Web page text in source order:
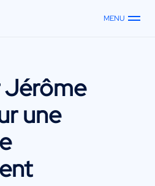
MENU
Jérôme
une